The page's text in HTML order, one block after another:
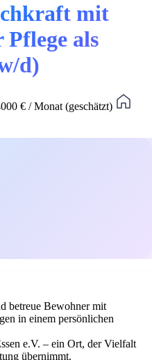
mit
als
d)
€ / Monat (geschätzt)
betreue Bewohner mit
in einem persönlichen
e.V. – ein Ort, der Vielfalt
übernimmt.